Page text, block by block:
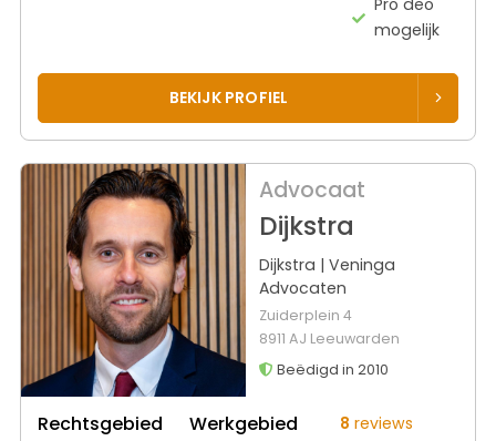
Pro deo
mogelijk
BEKIJK PROFIEL
Advocaat
Dijkstra
Dijkstra | Veninga
Advocaten
Zuiderplein 4
8911 AJ Leeuwarden
Beëdigd in 2010
Rechtsgebied Werkgebied 8 reviews